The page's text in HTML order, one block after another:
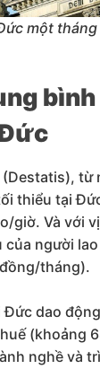
một tháng
bình
từ
thiểu tại
giờ. Và với
người lao
tháng).
dao
(khoảng
nghề và